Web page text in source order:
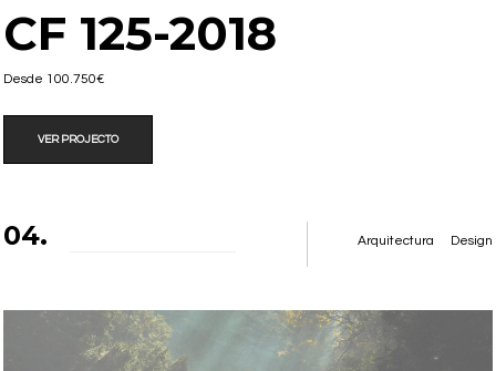
CF 125-2018
Desde 100.750€
VER PROJECTO
04. Arquitectura Design